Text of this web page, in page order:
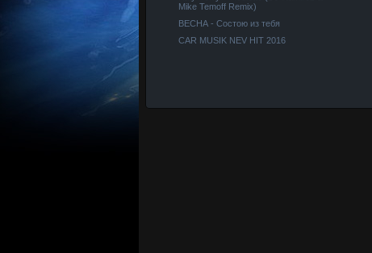
Mike Temoff Remix)
ВЕСНА - Состою из тебя
CAR MUSIK NEV HIT 2016